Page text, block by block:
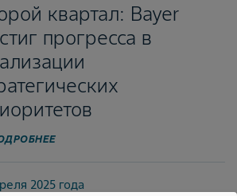
квартал: Bayer
прогресса в
2025 года